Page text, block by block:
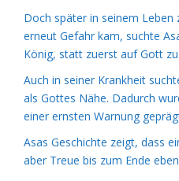
Doch später in seinem Leben
erneut Gefahr kam, suchte
König, statt zuerst auf Gott
Auch in seiner Krankheit
als Gottes Nähe. Dadurch
einer ernsten Warnung
Asas Geschichte zeigt, dass
aber Treue bis zum Ende